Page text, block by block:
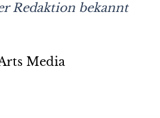
Redaktion bekannt
Media